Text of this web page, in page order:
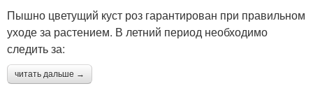
Пышно цветущий куст роз гарантирован при правильном
уходе за растением. В летний период необходимо
следить за:
читать дальше →